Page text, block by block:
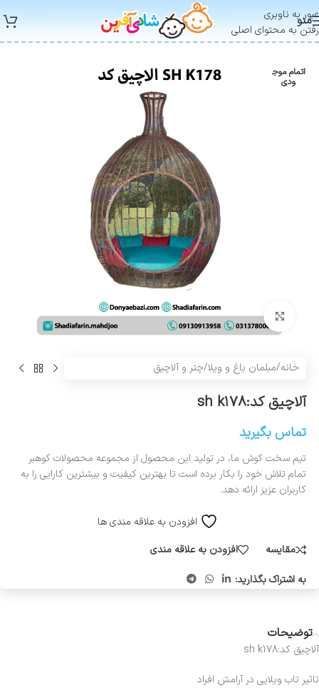
عبور به ناوبری
رفتن به محتوای اصلی
منو
اتمام موج
ودی
بزرگنمایی تصویر
خانه/مبلمان باغ و ویلا/چتر و آلاچیق
آلاچیق کد:sh k۱۷۸
تماس بگیرید
تیم سخت کوش ما، در تولید این محصول از مجموعه محصولات کوهبر
تمام تلاش خود را بکار برده است تا بهترین کیفیت و بیشترین کارایی را به
کاربران عزیز ارائه دهد.
افزودن به علاقه مندی ها
مقایسه
افزودن به علاقه مندی
به اشتراک بگذارید:
توضیحات
آلاچیق کد:sh k178
تاثیر تاب ویلایی در آرامش افراد